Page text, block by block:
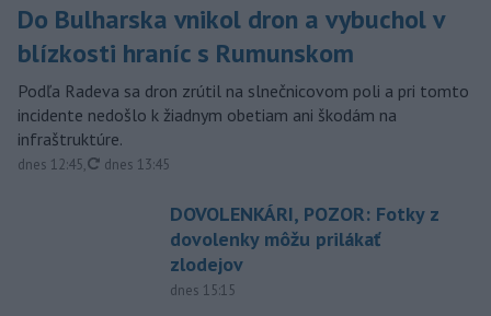
Do Bulharska vnikol dron a vybuchol v
blízkosti hraníc s Rumunskom
Podľa Radeva sa dron zrútil na slnečnicovom poli a pri tomto
incidente nedošlo k žiadnym obetiam ani škodám na
infraštruktúre.
dnes 12:45, aktualizované
dnes 13:45
DOVOLENKÁRI, POZOR: Fotky z
dovolenky môžu prilákať
zlodejov
dnes 15:15